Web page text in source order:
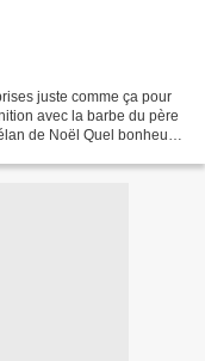
juste comme ça pour
avec la barbe du père
de Noël Quel bonheur